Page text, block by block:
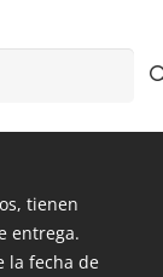
tienen
entrega.
la fecha de